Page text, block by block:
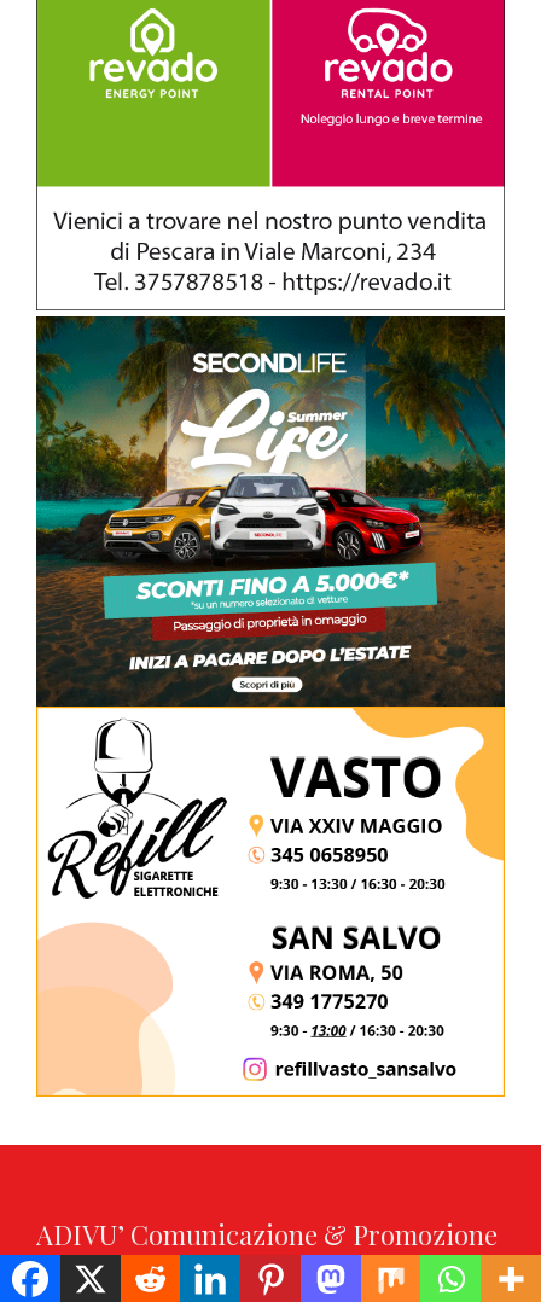
ADIVU’ Comunicazione & Promozione
sas